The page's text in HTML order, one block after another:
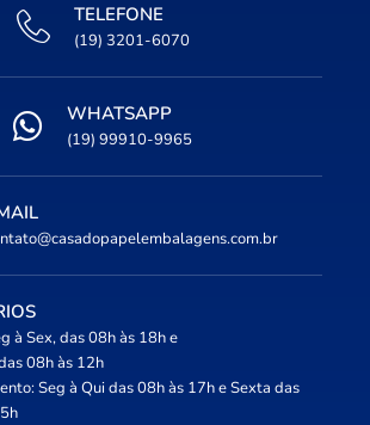
TELEFONE
(19) 3201-6070
WHATSAPP
(19) 99910-9965
à Sex, das 08h às 18h e
08h às 12h
Seg à Qui das 08h às 17h e Sexta das